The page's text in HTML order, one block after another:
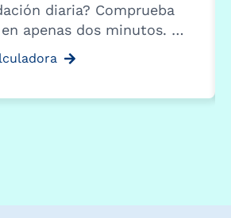
diaria? Comprueba
apenas dos minutos. …